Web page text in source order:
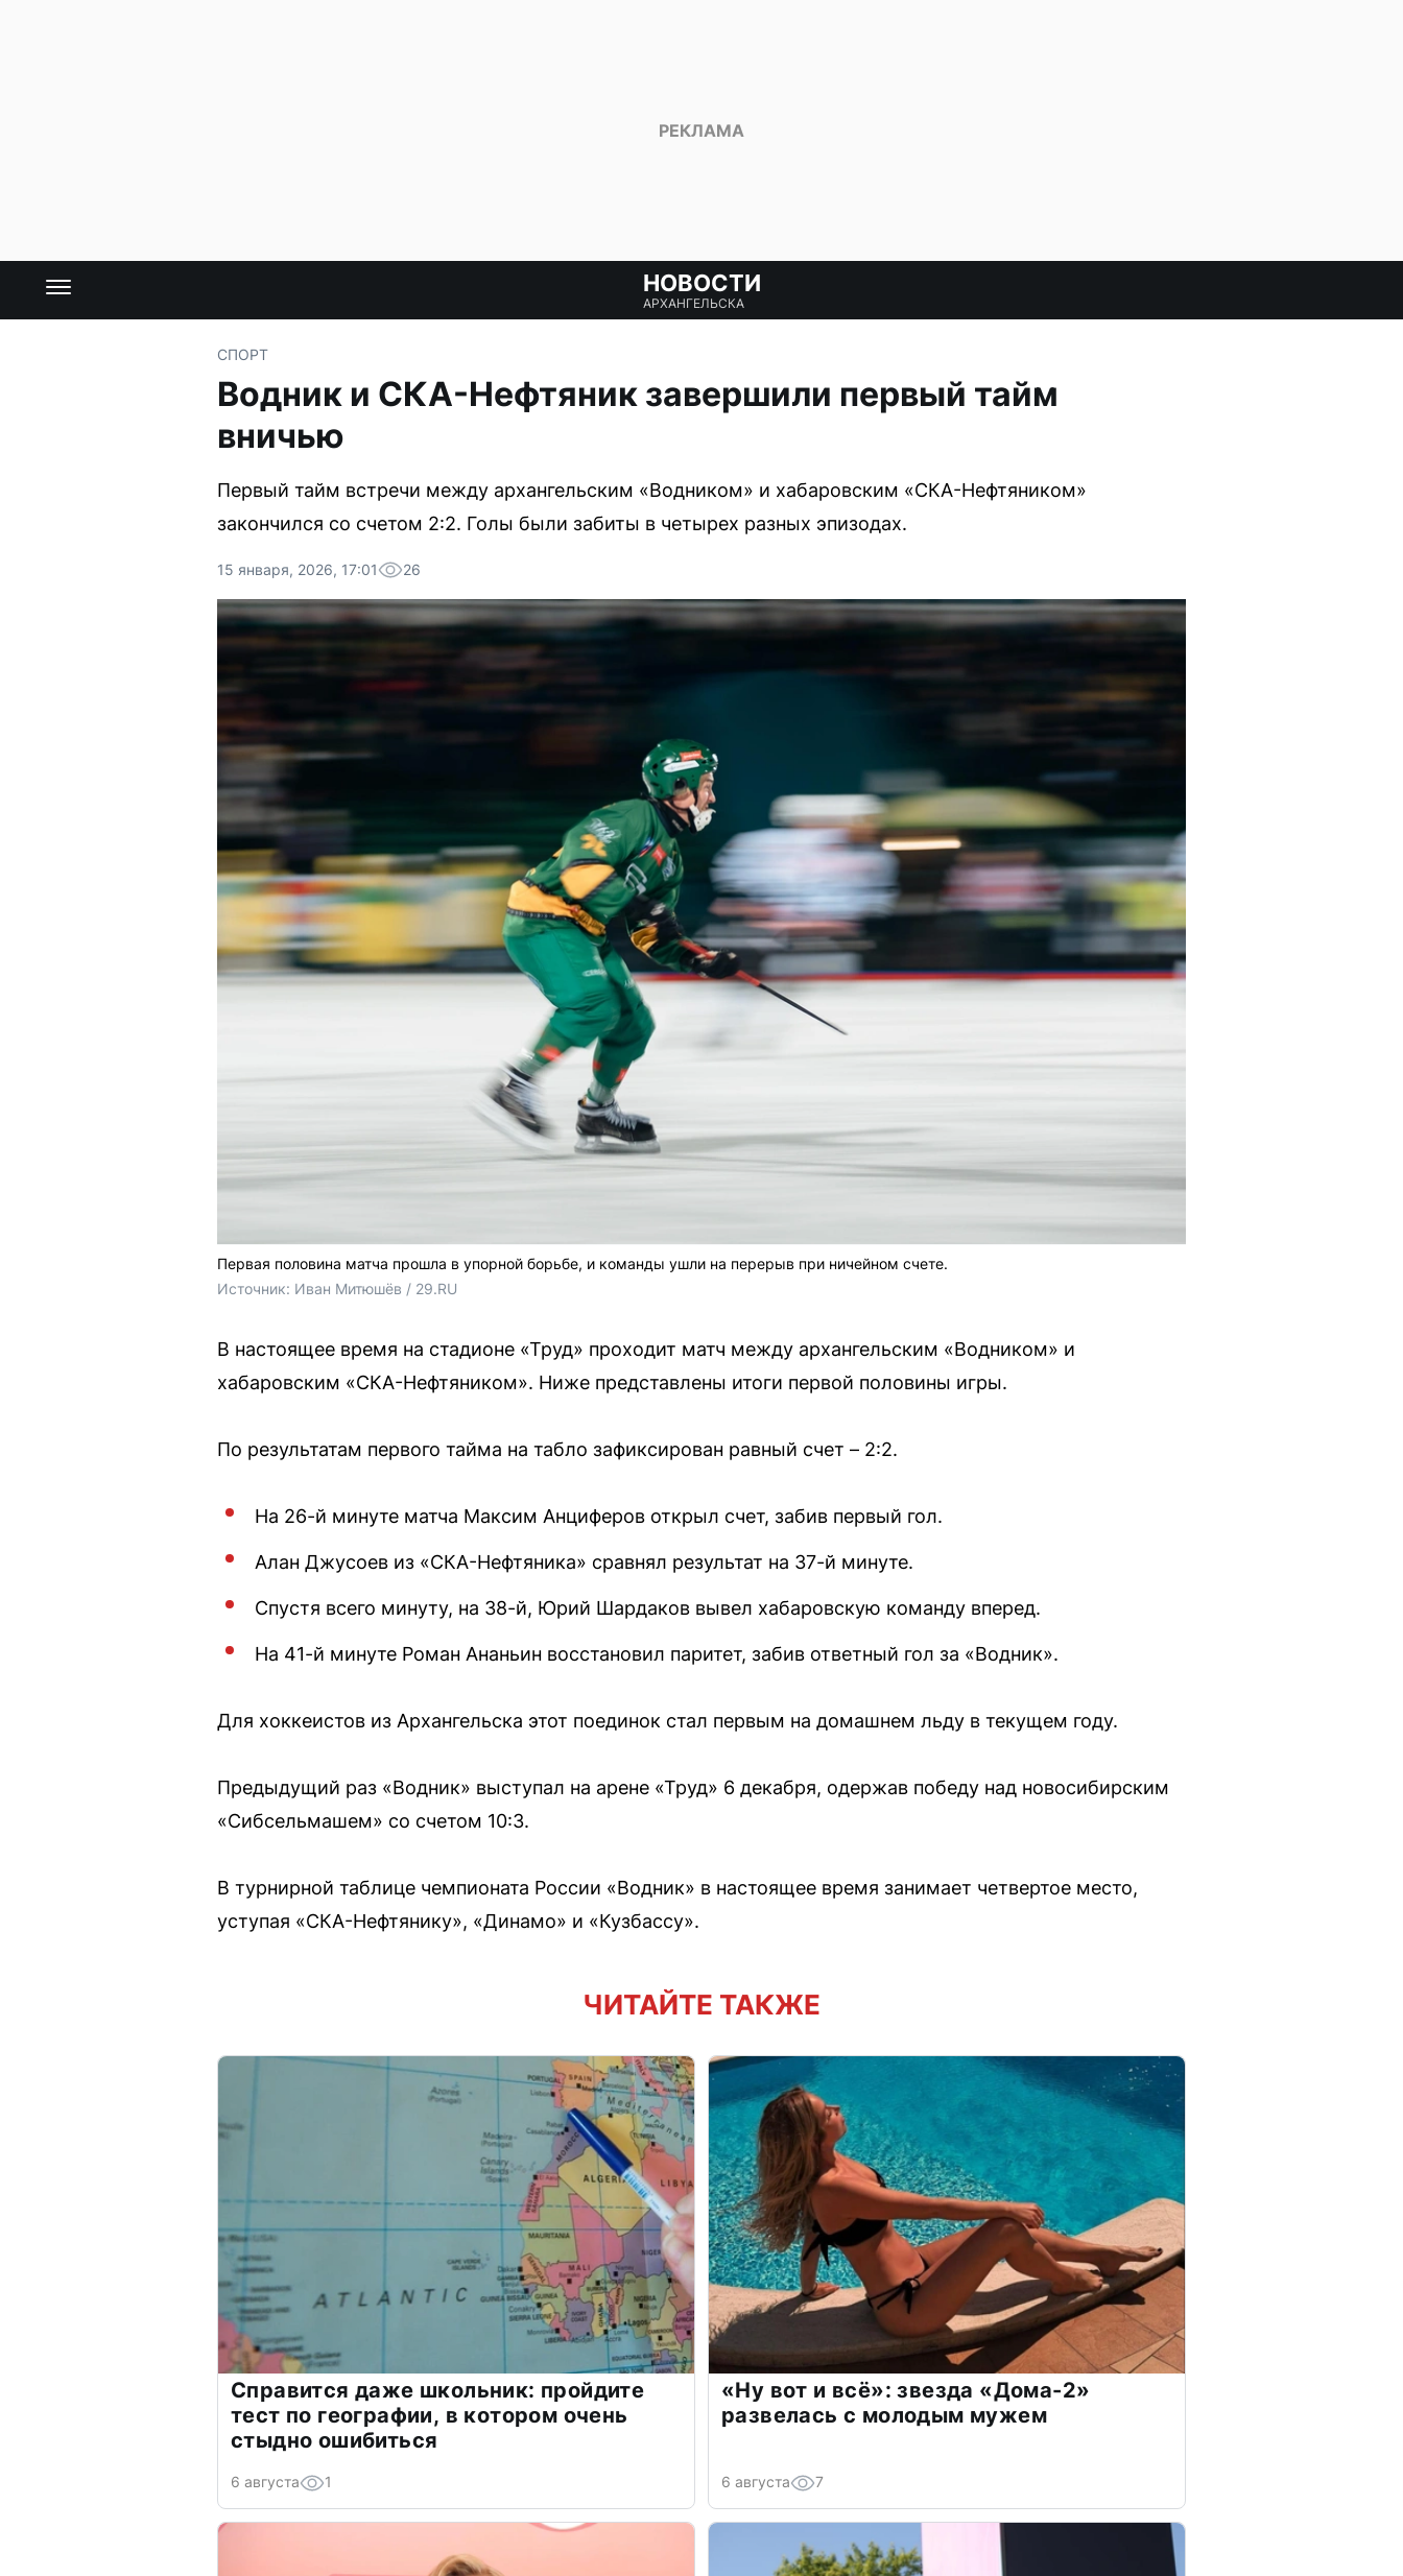
НОВОСТИ
АРХАНГЕЛЬСКА
СПОРТ
Водник и СКА-Нефтяник завершили первый тайм
вничью
Первый тайм встречи между архангельским «Водником» и хабаровским «СКА-Нефтяником»
закончился со счетом 2:2. Голы были забиты в четырех разных эпизодах.
15 января, 2026, 17:01 26
Первая половина матча прошла в упорной борьбе, и команды ушли на перерыв при ничейном счете.
Источник: Иван Митюшёв / 29.RU
В настоящее время на стадионе «Труд» проходит матч между архангельским «Водником» и
хабаровским «СКА-Нефтяником». Ниже представлены итоги первой половины игры.
По результатам первого тайма на табло зафиксирован равный счет – 2:2.
На 26-й минуте матча Максим Анциферов открыл счет, забив первый гол.
Алан Джусоев из «СКА-Нефтяника» сравнял результат на 37-й минуте.
Спустя всего минуту, на 38-й, Юрий Шардаков вывел хабаровскую команду вперед.
На 41-й минуте Роман Ананьин восстановил паритет, забив ответный гол за «Водник».
Для хоккеистов из Архангельска этот поединок стал первым на домашнем льду в текущем году.
Предыдущий раз «Водник» выступал на арене «Труд» 6 декабря, одержав победу над новосибирским
«Сибсельмашем» со счетом 10:3.
В турнирной таблице чемпионата России «Водник» в настоящее время занимает четвертое место,
уступая «СКА-Нефтянику», «Динамо» и «Кузбассу».
ЧИТАЙТЕ ТАКЖЕ
Справится даже школьник: пройдите
тест по географии, в котором очень
стыдно ошибиться
6 августа 1
«Ну вот и всё»: звезда «Дома-2»
развелась с молодым мужем
6 августа 7